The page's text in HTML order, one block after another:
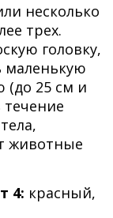
несколько
трех.
головку,
маленькую
(до 25 см и
животные
4: красный,